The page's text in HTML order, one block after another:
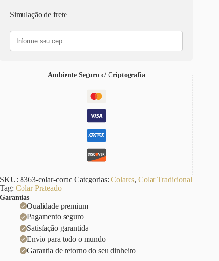
Pingentes
Prateado
Grumet-
Simulação de frete
Ambiente Seguro c/ Criptografia
SKU: 8363-colar-corac Categorias: Colares, Colar Tradicional
Tag: Colar Prateado
Garantias
Qualidade premium
Pagamento seguro
Satisfação garantida
Envio para todo o mundo
Garantia de retorno do seu dinheiro